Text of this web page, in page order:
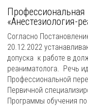
Профессиональная
«Анестезиология-
Согласно
20.12.2022
допуска к работе в
реаниматолога. Речь
Профессиональной
Первичной
Программы обучения по